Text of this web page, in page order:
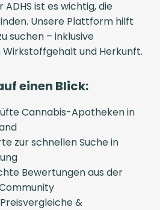
ist es wichtig, die
Unsere Plattform hilft
suchen – inklusive
und Herkunft.
einen Blick:
Cannabis-Apotheken in
zur schnellen Suche in
Bewertungen aus der
&